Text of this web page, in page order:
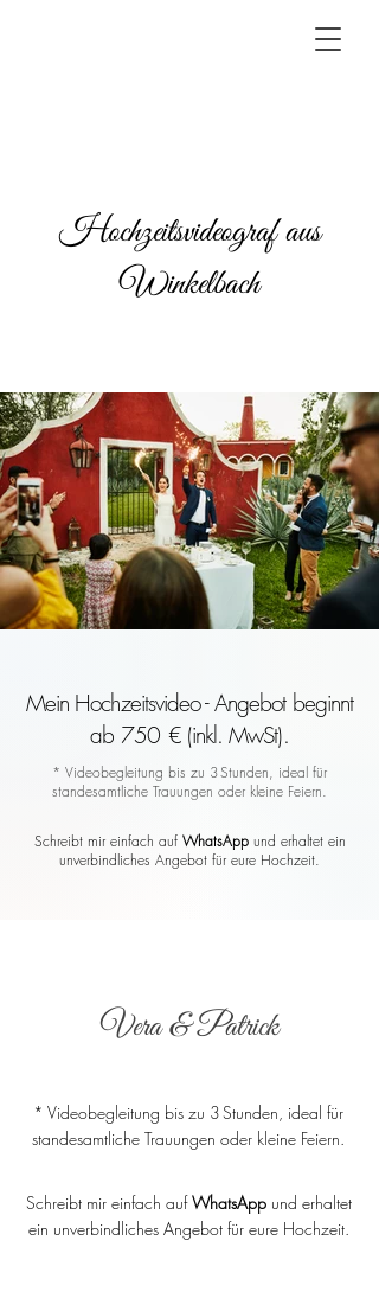
Hochzeitsvideograf aus
Winkelbach
Mein Hochzeitsvideo - Angebot beginnt
ab 750 € (inkl. MwSt).
* Videobegleitung bis zu 3 Stunden, ideal für
standesamtliche Trauungen oder kleine Feiern.
Schreibt mir einfach auf WhatsAppund erhaltet ein
unverbindliches Angebot für eure Hochzeit.
Vera & Patrick
* Videobegleitung bis zu 3 Stunden, ideal für
standesamtliche Trauungen oder kleine Feiern.
Schreibt mir einfach aufWhatsAppund erhaltet
ein unverbindliches Angebot für eure Hochzeit.